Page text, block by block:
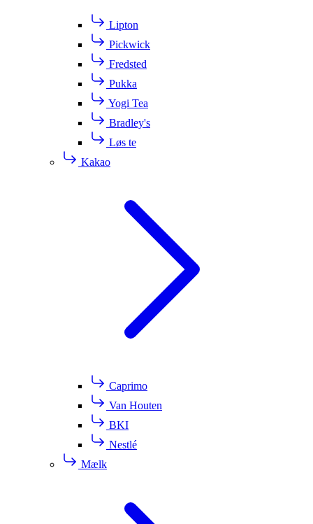
Lipton
Pickwick
Fredsted
Pukka
Yogi Tea
Bradley's
Løs te
Kakao
Caprimo
Van Houten
BKI
Nestlé
Mælk